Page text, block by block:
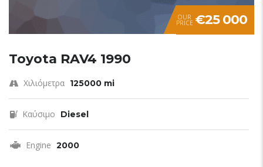
OUR
PRICE €25 000
Toyota RAV4 1990
Χιλιόμετρα 125000 mi
Καύσιμο Diesel
Engine 2000